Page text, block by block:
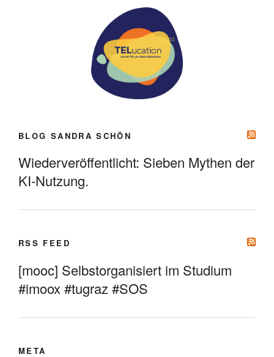
BLOG SANDRA SCHÖN
Wiederveröffentlicht: Sieben Mythen der
KI-Nutzung.
RSS FEED
[mooc] Selbstorganisiert im Studium
#imoox #tugraz #SOS
META